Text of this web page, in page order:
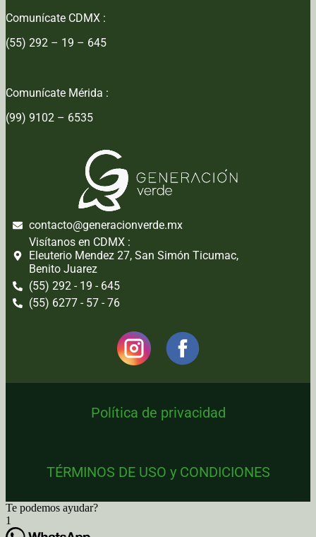
Comunícate CDMX :
(55) 292 – 19 – 645
Comunícate Mérida :
(99) 9102 – 6535
contacto@generacionverde.mx
Visítanos en CDMX :
Eleuterio Mendez 27, San Simón Ticumac,
Benito Juarez
(55) 292 - 19 - 645
(55) 6277 - 57 - 76
Política de privacidad
TÉRMINOS DE USO y CONDICIONES
Te podemos ayudar?
1